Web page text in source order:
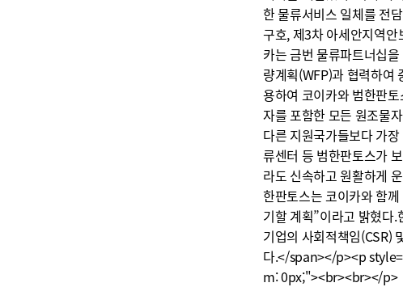
한 물류서비스 일체를 전
구호, 제3차 아세안지역
카는 금번 물류파트너십
량계획(WFP)과 협력하여
용하여 코이카와 범한판
자를 포함한 모든 원조물
다른 지원국가들보다 가
류센터 등 범한판토스가
라도 신속하고 원활하게
한판토스는 코이카와 함
기할 계획”이라고 밝혔다
기업의 사회적책임(CSR)
다.</span></p><p
m: 0px;"><br><br></p>